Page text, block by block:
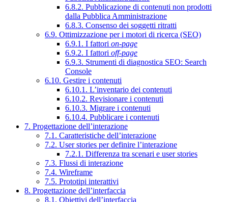
6.8.2. Pubblicazione di contenuti non prodotti
dalla Pubblica Amministrazione
6.8.3. Consenso dei soggetti ritratti
6.9. Ottimizzazione per i motori di ricerca (SEO)
6.9.1. I fattori on-page
6.9.2. I fattori off-page
6.9.3. Strumenti di diagnostica SEO: Search
Console
6.10. Gestire i contenuti
6.10.1. L’inventario dei contenuti
6.10.2. Revisionare i contenuti
6.10.3. Migrare i contenuti
6.10.4. Pubblicare i contenuti
7. Progettazione dell’interazione
7.1. Caratteristiche dell’interazione
7.2. User stories per definire l’interazione
7.2.1. Differenza tra scenari e user stories
7.3. Flussi di interazione
7.4. Wireframe
7.5. Prototipi interattivi
8. Progettazione dell’interfaccia
8.1. Obiettivi dell’interfaccia